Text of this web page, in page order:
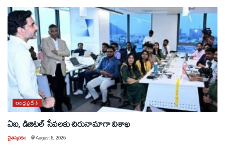
ఆంధ్రప్రదేశ్
ఏఐ, డిజిటల్ సేవలకు చిరునామాగా విశాఖ
చైతన్యరధం @August 6, 2026